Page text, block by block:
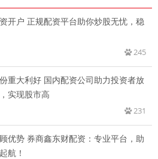
开户 正规配资平台助你炒股无忧，稳
245
重大利好 国内配资公司助力投资者放
实现股市高
231
优势 券商鑫东财配资：专业平台，助
航！